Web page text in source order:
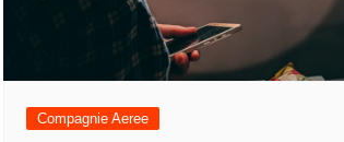
Compagnie Aeree